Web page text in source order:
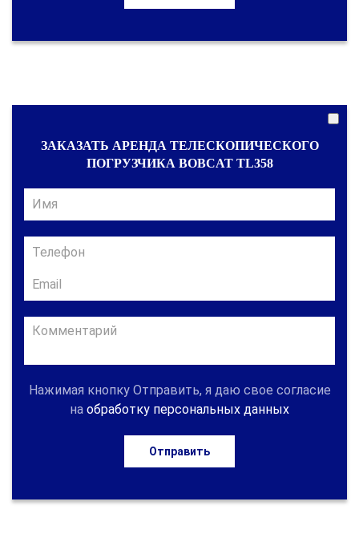
ЗАКАЗАТЬ АРЕНДА ТЕЛЕСКОПИЧЕСКОГО
ПОГРУЗЧИКА BOBCAT TL358
Нажимая кнопку Отправить, я даю свое согласие
на обработку персональных данных
Отправить